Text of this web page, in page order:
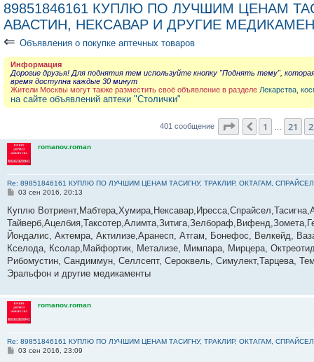
89851846161 КУПЛЮ ПО ЛУЧШИМ ЦЕНАМ
АВАСТИН, НЕКСАВАР И ДРУГИЕ
⇐ Объявления о покупке аптечных товаров
Информация
Дорогие друзья! Для поднятия тем используйте кнопку "Поднять тему",
время доступна каждые 30 минут
Жители Москвы могут также разместить своё объявление в разделе Лекарства,
на сайте объявлений аптеки "Столички"
401 сообщение Страница 23из
Пред.
1 21
romanov.roman
Re: 89851846161 КУПЛЮ ПО ЛУЧШИМ ЦЕНАМ ТАСИГНУ, ТРАКЛИР, ОКТАГАМ,
С
о
б
щ
е
и
е
03 сен 2016, 20:13
Куплю
Йондалис, Актемра, Актилизе,Аранесп, Атгам, Бонефос, Велкейд,
Кселода, Ксолар,Майфортик, Метализе, Мимпара, Мирцера,
Рибомустин, Сандиммун, Селлсепт, Сероквель, Симулект,Тарцева,
Эральфон и другие медикаменты
romanov.roman
Re: 89851846161 КУПЛЮ ПО ЛУЧШИМ ЦЕНАМ ТАСИГНУ, ТРАКЛИР, ОКТАГАМ,
С03 сен 2016, 23:09